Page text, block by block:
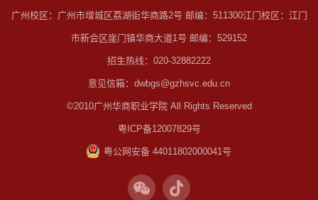
广州校区：广州市增城区荔湖街华商路2号 邮编：511300江门校区：江门
市新会区崖门镇华商大道1号 邮编：529152
招生热线：020-32882222
意见信箱：dwbgs@gzhsvc.edu.cn
©2010广州华商职业学院 All Rights Reserved
粤ICP备12007829号
粤公网安备 44011802000041号